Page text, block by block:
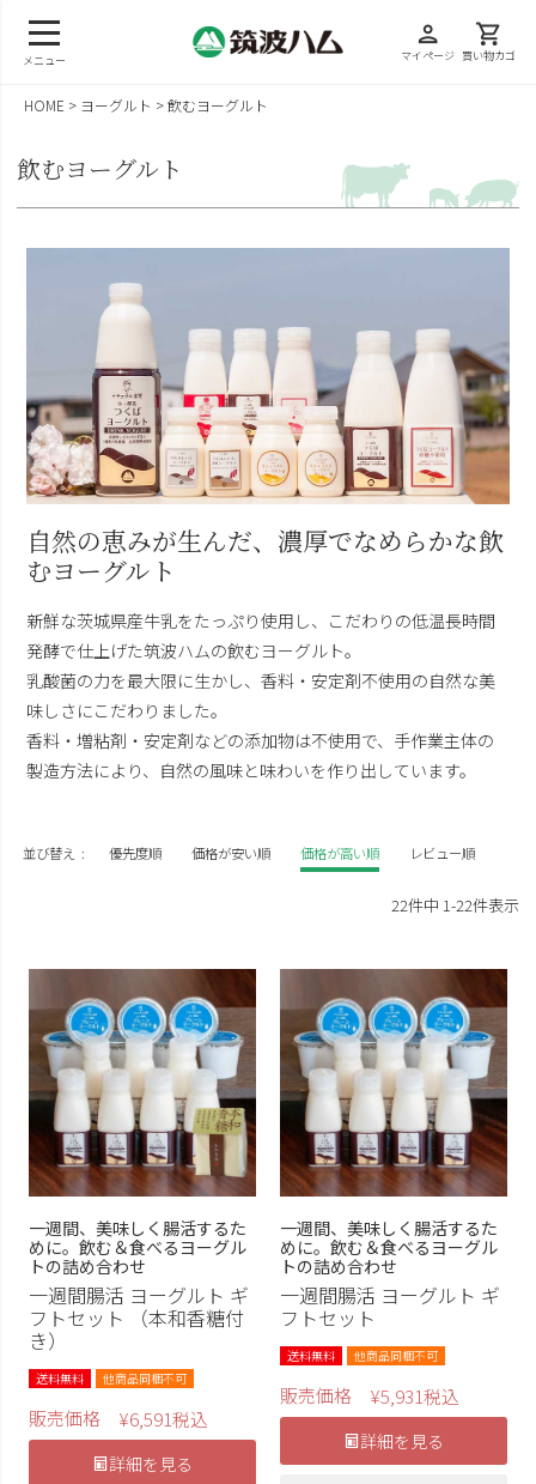
メニュー
person
マイページ
shopping_cart
買い物カゴ
HOME ヨーグルト 飲むヨーグルト
飲むヨーグルト
自然の恵みが生んだ、濃厚でなめらかな飲
むヨーグルト
新鮮な茨城県産牛乳をたっぷり使用し、こだわりの低温長時間
発酵で仕上げた筑波ハムの飲むヨーグルト。
乳酸菌の力を最大限に生かし、香料・安定剤不使用の自然な美
味しさにこだわりました。
香料・増粘剤・安定剤などの添加物は不使用で、手作業主体の
製造方法により、自然の風味と味わいを作り出しています。
並び替え 優先度順 価格が安い順 価格が高い順 レビュー順
22件中 1-22件表示
一週間、美味しく腸活するた
めに。飲む＆食べるヨーグル
トの詰め合わせ
一週間腸活 ヨーグルト ギ
フトセット （本和香糖付
き）
送料無料 他商品同梱不可
販売価格 ¥6,591税込
詳細を見る
一週間、美味しく腸活するた
めに。飲む＆食べるヨーグル
トの詰め合わせ
一週間腸活 ヨーグルト ギ
フトセット
送料無料 他商品同梱不可
販売価格 ¥5,931税込
詳細を見る